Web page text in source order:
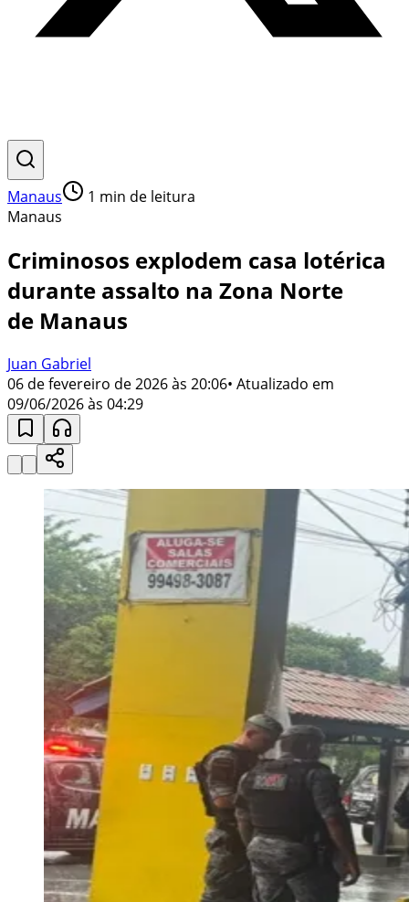
Manaus 1 min de leitura
Manaus
Criminosos explodem casa lotérica
durante assalto na Zona Norte
de Manaus
Juan Gabriel
06 de fevereiro de 2026 às 20:06• Atualizado em
09/06/2026 às 04:29